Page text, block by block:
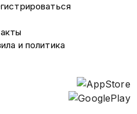
и политика